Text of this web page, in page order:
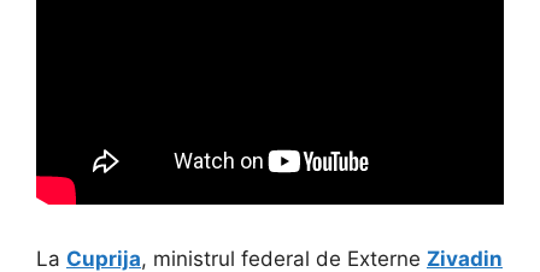
La Cuprija, ministrul federal de Externe Zivadin